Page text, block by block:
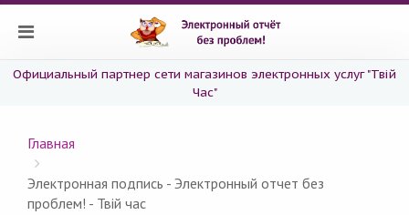
Официальный партнер сети магазинов электронных услуг "Твій
Час"
Главная
Электронная подпись - Электронный отчет без
проблем! - Твій час